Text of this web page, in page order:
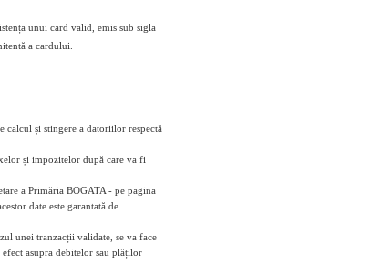
unui card valid, emis sub sigla
a cardului.
calcul și stingere a datoriilor respectă
și impozitelor după care va fi
a Primăria BOGATA - pe pagina
date este garantată de
unei tranzacții validate, se va face
asupra debitelor sau plăților